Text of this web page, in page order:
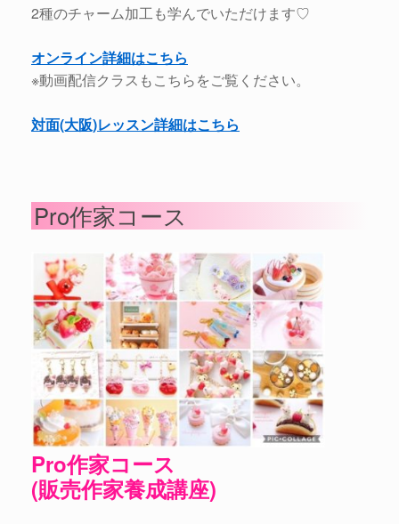
2種のチャーム加工も学んでいただけます♡
オンライン詳細はこちら
※動画配信クラスもこちらをご覧ください。
対面(大阪)レッスン詳細はこちら
Pro作家コース
Pro作家コース
(販売作家養成講座)